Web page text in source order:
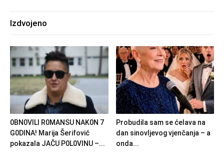
Izdvojeno
0BN0VlLl R0MANSU NAK0N 7
G0DlNA! Marija Šerifović
pokazala JAČU P0L0VINU –...
Probudila sam se ćelava na
dan sinovljevog vjenčanja – a
onda...